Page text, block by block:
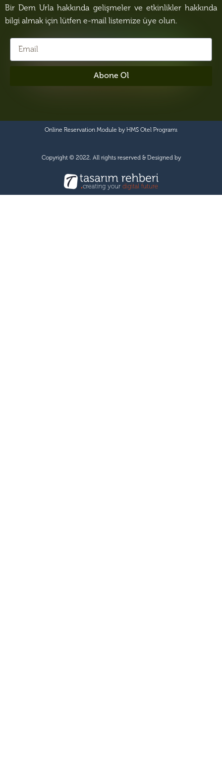
Bir Dem Urla hakkında gelişmeler ve etkinlikler hakkında
bilgi almak için lütfen e-mail listemize üye olun.
Abone Ol
Online Reservation Module by HMS Otel Programı
Copyright © 2022. All rights reserved & Designed by